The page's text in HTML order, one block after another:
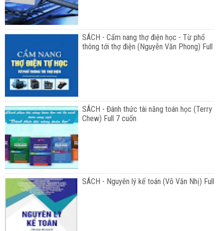
SÁCH - Cẩm nang thợ điện học - Từ phổ
thông tới thợ điện (Nguyễn Văn Phong) Full
SÁCH - Đánh thức tài năng toán học (Terry
Chew) Full 7 cuốn
SÁCH - Nguyên lý kế toán (Võ Văn Nhị) Full